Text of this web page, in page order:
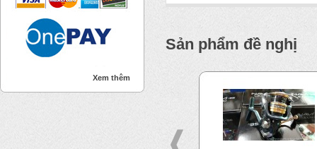
Xem thêm
Sản phẩm đề nghị